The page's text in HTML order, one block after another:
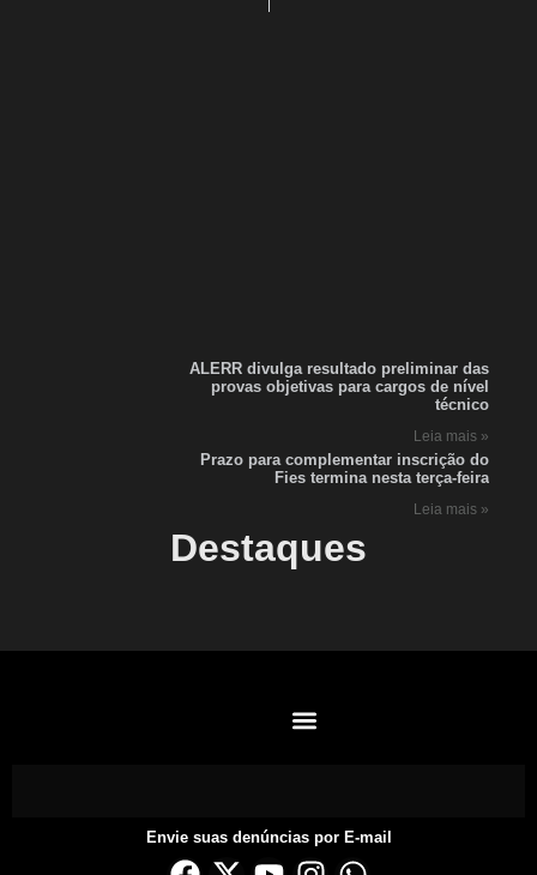
Destaques
ALERR divulga resultado preliminar das
provas objetivas para cargos de nível
técnico
Leia mais »
Prazo para complementar inscrição do
Fies termina nesta terça-feira
Leia mais »
Envie suas denúncias por E-mail